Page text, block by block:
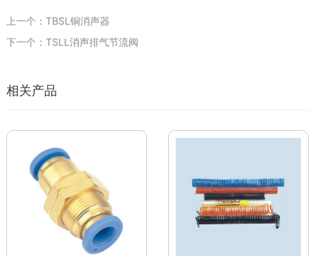
上一个：TBSL铜消声器
下一个：TSLL消声排气节流阀
相关产品